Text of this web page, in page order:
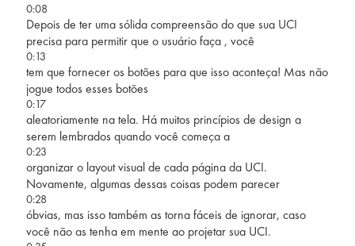
0:08
Depois de ter uma sólida compreensão do que sua UCI
precisa para permitir que o usuário faça , você
0:13
tem que fornecer os botões para que isso aconteça! Mas não
jogue todos esses botões
0:17
aleatoriamente na tela. Há muitos princípios de design a
serem lembrados quando você começa a
0:23
organizar o layout visual de cada página da UCI.
Novamente, algumas dessas coisas podem parecer
0:28
óbvias, mas isso também as torna fáceis de ignorar, caso
você não as tenha em mente ao projetar sua UCI.